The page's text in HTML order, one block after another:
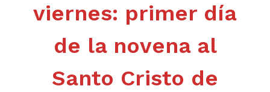
viernes: primer día
de la novena al
Santo Cristo de